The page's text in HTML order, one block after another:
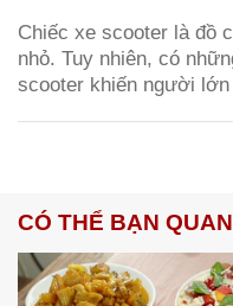
Chiếc xe scooter là đồ
nhỏ. Tuy nhiên, có
scooter khiến người
CÓ THỂ BẠN